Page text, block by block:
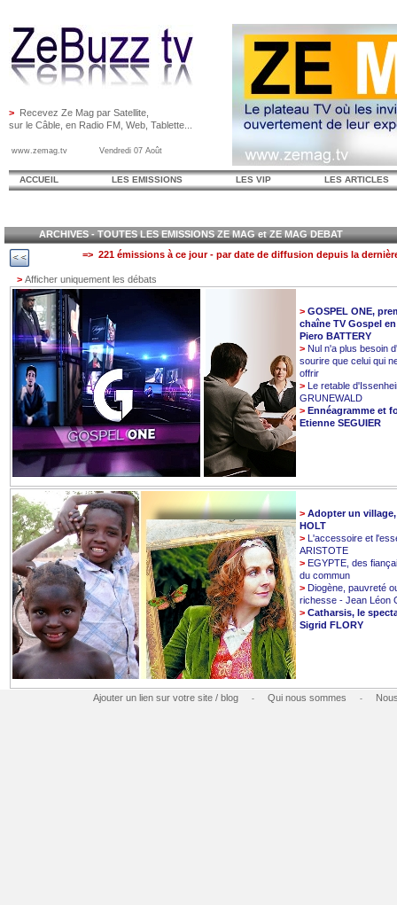
> Recevez Ze Mag par Satellite,
sur le Câble, en Radio FM, Web, Tablette...
www.zemag.tv Vendredi 07 Août
ACCUEIL LES EMISSIONS LES VIP LES ARTICLES
ARCHIVES - TOUTES LES EMISSIONS ZE MAG et ZE MAG DEBAT
=> 221 émissions à ce jour - par date de diffusion depuis la
> Afficher uniquement les débats
> GOSPEL ONE,
chaîne TV Gospel
Piero BATTERY
> Nul n'a plus besoin
sourire que celui qui
offrir
> Le retable
GRUNEWALD
> Ennéagramme et
Etienne SEGUIER
> Adopter un
HOLT
> L'accessoire et
ARISTOTE
> EGYPTE, des
du commun
> Diogène, pauvreté
richesse - Jean Léon
> Catharsis, le
Sigrid FLORY
Ajouter un lien sur votre site / blog - Qui nous sommes -